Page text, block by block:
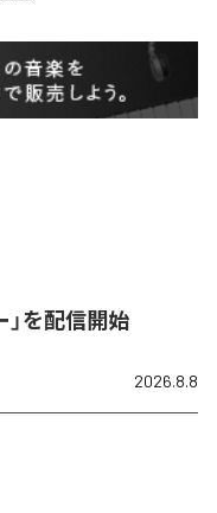
」を配信開始
2026.8.8